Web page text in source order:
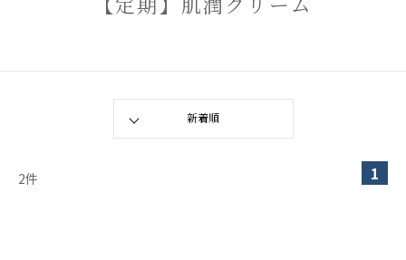
【定期】肌潤クリーム
2件 1